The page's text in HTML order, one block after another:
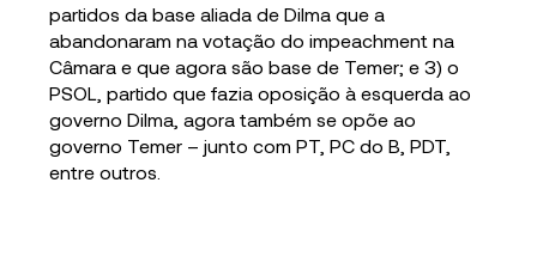
partidos da base aliada de Dilma que a
abandonaram na votação do impeachment na
Câmara e que agora são base de Temer; e 3) o
PSOL, partido que fazia oposição à esquerda ao
governo Dilma, agora também se opõe ao
governo Temer – junto com PT, PC do B, PDT,
entre outros.